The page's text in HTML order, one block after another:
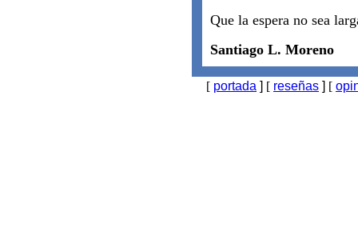
Que la espera no sea
Santiago L. Moreno
[ portada ] [ reseñas ] [